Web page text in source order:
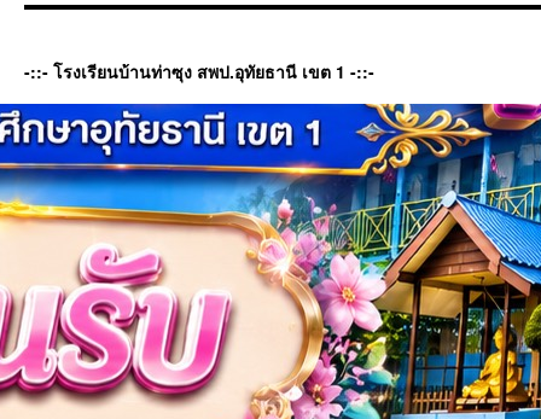
-::- โรงเรียนบ้านท่าซุง สพป.อุทัยธานี เขต 1 -::-